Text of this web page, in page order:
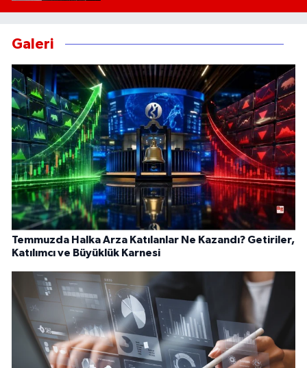
Galeri
Temmuzda Halka Arza Katılanlar Ne Kazandı? Getiriler,
Katılımcı ve Büyüklük Karnesi